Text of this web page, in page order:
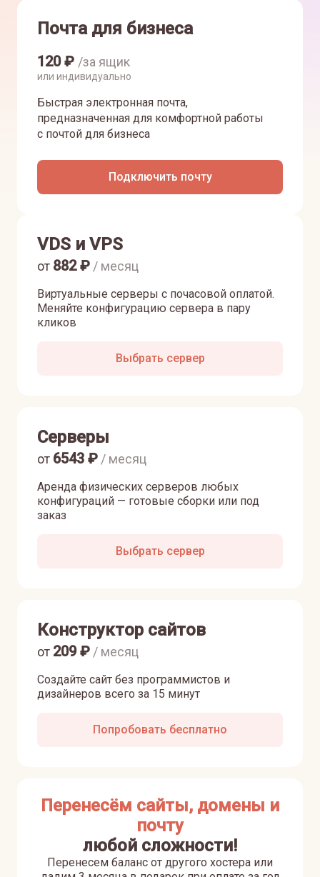
Почта для бизнеса
120₽ /за ящик
или индивидуально
Быстрая электронная почта,
предназначенная для комфортной работы
с почтой для бизнеса
Подключить почту
VDS и VPS
Виртуальные серверы с почасовой оплатой.
Меняйте конфигурацию сервера в пару
кликов
от 882₽ / месяц
Выбрать сервер
Серверы
Аренда физических серверов любых
конфигураций — готовые сборки или под
заказ
от 6543 ₽ / месяц
Выбрать сервер
Конструктор сайтов
Создайте сайт без программистов и
дизайнеров всего за 15 минут
от 209₽ / месяц
Попробовать бесплатно
Перенесём сайты, домены и
почту
любой сложности!
Перенесем баланс от другого хостера или